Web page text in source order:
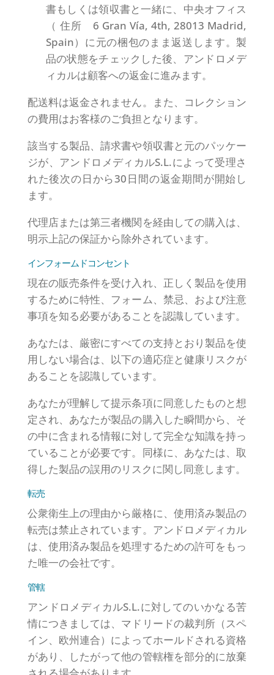
書もしくは領収書と一緒に、中央オフィス
（ 住所 6 Gran Vía, 4th, 28013 Madrid,
Spain）に元の梱包のまま返送します。製
品の状態をチェックした後、アンドロメデ
ィカルは顧客への返金に進みます。
配送料は返金されません。また、コレクション
の費用はお客様のご負担となります。
該当する製品、請求書や領収書と元のパッケー
ジが、アンドロメディカルS.L.によって受理さ
れた後次の日から30日間の返金期間が開始し
ます。
代理店または第三者機関を経由しての購入は、
明示上記の保証から除外されています。
インフォームドコンセント
現在の販売条件を受け入れ、正しく製品を使用
するために特性、フォーム、禁忌、および注意
事項を知る必要があることを認識しています。
あなたは、厳密にすべての支持とおり製品を使
用しない場合は、以下の適応症と健康リスクが
あることを認識しています。
あなたが理解して提示条項に同意したものと想
定され、あなたが製品の購入した瞬間から、そ
の中に含まれる情報に対して完全な知識を持っ
ていることが必要です。同様に、あなたは、取
得した製品の誤用のリスクに関し同意します。
転売
公衆衛生上の理由から厳格に、使用済み製品の
転売は禁止されています。アンドロメディカル
は、使用済み製品を処理するための許可をもっ
た唯一の会社です。
管轄
アンドロメディカルS.L.に対してのいかなる苦
情につきましては、マドリードの裁判所（スペ
イン、欧州連合）によってホールドされる資格
があり、したがって他の管轄権を部分的に放棄